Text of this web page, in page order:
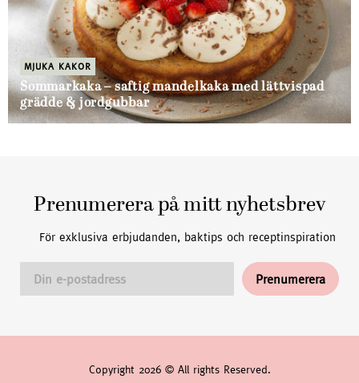
MJUKA KAKOR
Sommarkaka – saftig mandelkaka med lättvispad
grädde & jordgubbar
Prenumerera på mitt nyhetsbrev
För exklusiva erbjudanden, baktips och receptinspiration
Copyright 2026 © All rights Reserved.